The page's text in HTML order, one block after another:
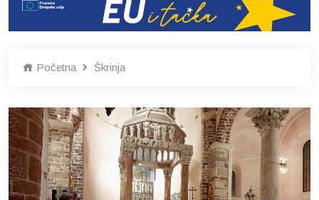
Početna Škrinja